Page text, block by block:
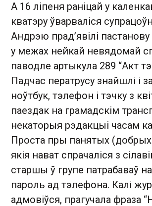
А 16 ліпеня раніцай у
кватэру ўварваліся
Андрэю прад’явілі
у межах нейкай невядомай
паводле артыкула 289 “Акт
Падчас ператрусу знайшлі і
ноўтбук, тэлефон і тэчку з
паездак на грамадскім
некаторыя рэдакцыі часам
Проста пры панятых (добрых
якія нават спрачаліся з
старшы ў групе патрабаваў
пароль ад тэлефона. Калі
адмовіўся, прагучала фраза